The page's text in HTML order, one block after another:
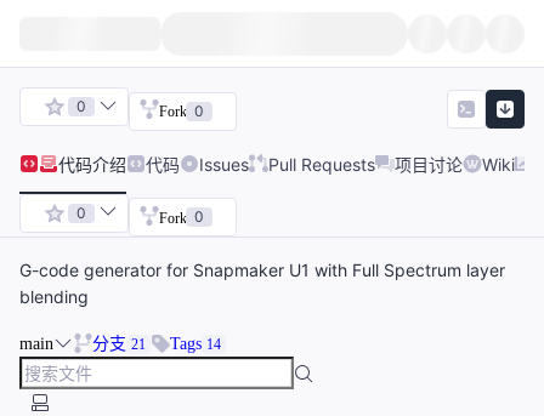
0 Fork 0
代码介绍 代码 Issues Pull Requests 项目讨论 Wiki
0 Fork 0
G-code generator for Snapmaker U1 with Full Spectrum layer
blending
main 分支 21 Tags 14